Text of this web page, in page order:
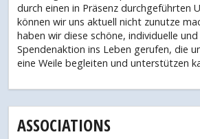
durch einen in Präsenz durchgeführten
können wir uns aktuell nicht zunutze
haben wir diese schöne, individuelle
Spendenaktion ins Leben gerufen, die
eine Weile begleiten und unterstützen
ASSOCIATIONS